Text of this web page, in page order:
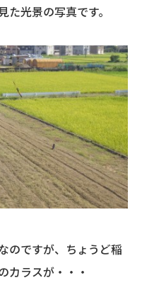
光景の写真です。
のですが、ちょうど稲
カラスが・・・